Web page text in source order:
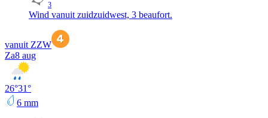
3
Wind vanuit zuidzuidwest, 3 beaufort.
vanuit ZZW
Za8 aug
26°31°
6 mm